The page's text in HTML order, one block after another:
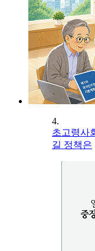
4.
초고령사
길 정책은